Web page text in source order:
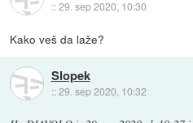
::29. sep 2020, 10:30
Kako veš da laže?
Slopek
::29. sep 2020, 10:32